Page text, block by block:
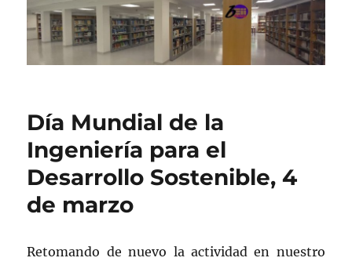
Día Mundial de la
Ingeniería para el
Desarrollo Sostenible, 4
de marzo
Retomando de nuevo la actividad en nuestro